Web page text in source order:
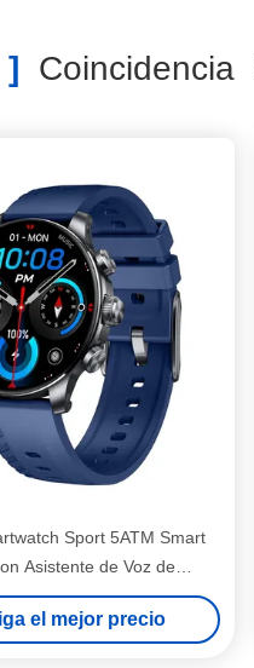
] Coincidencia
Sport 5ATM Smart
Asistente de Voz de
Artificial
el mejor precio